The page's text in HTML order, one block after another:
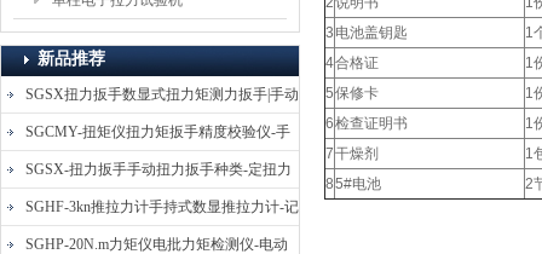
新品推荐
SGSX扭力扳手数显式扭力矩测力扳手|手动
定扭矩检测扳手
SGCMY-扭矩仪扭力矩扳手精度校验仪-手
动扳子扭矩校准仪
SGSX-扭力扳手手动扭力扳手种类-定扭力
矩检测扳手价格
SGHF-3kn推拉力计手持式数显推拉力计-记
忆数据拉压力测力计
SGHP-20N.m力矩仪电批力矩检测仪-电动
3 电池盖钥匙
1
4合格证
1
5保修卡
1
6检查证明书
1
7干燥剂
1
85#电池 2